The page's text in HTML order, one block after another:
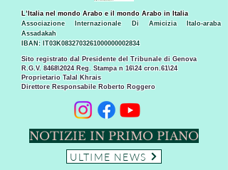
Sito registrato dal Presidente del Tribunale di Genova
R.G.V. 8468\2024 Reg. Stampa n 16\24 cron.61\24 ​
Proprietario Talal Khrais
Direttore Responsabile Roberto Roggero
L’Italia nel mondo Arabo e il mondo Arabo in Italia
Associazione Internazionale Di Amicizia Italo-araba
Assadakah
IBAN: IT03K0832703261000000002834
NOTIZIE IN PRIMO PIANO
ULTIME NEWS